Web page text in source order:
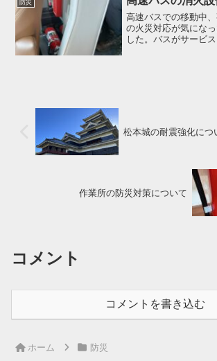
防災
高速バスでの移動中
の火災対応が気にな
した。バスがサービ
松本城の耐震強化につ
作業所の防災対策について
コメント
コメントを書き込む
ホーム 防災